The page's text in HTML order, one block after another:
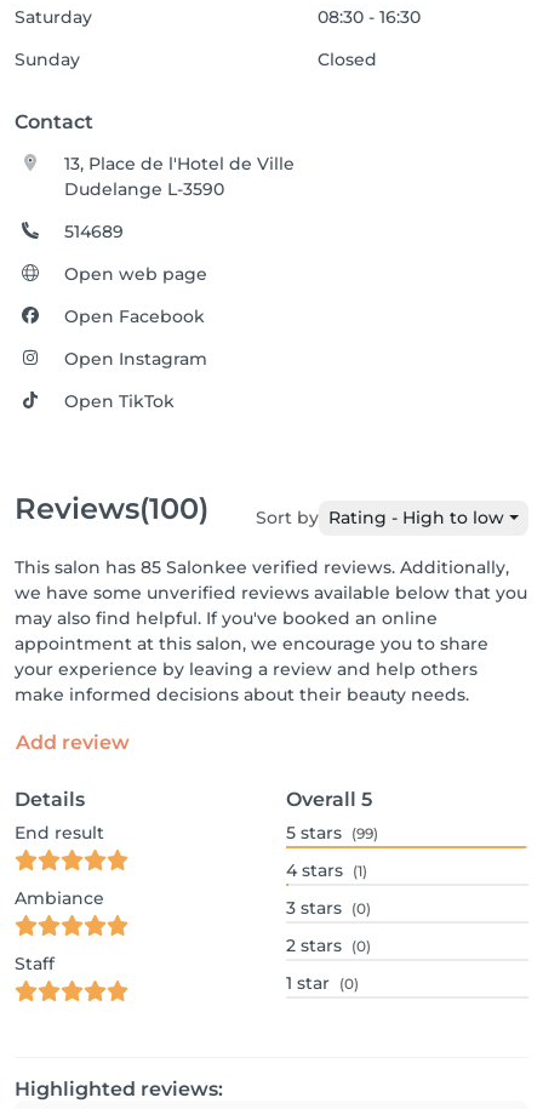
Saturday
08:30 - 16:30
Sunday
Closed
Contact
13, Place de l'Hotel de Ville
Dudelange L-3590
514689
Open web page
Open Facebook
Open Instagram
Open TikTok
Reviews(100) Sort by Rating - High to low
This salon has 85 Salonkee verified reviews. Additionally,
we have some unverified reviews available below that you
may also find helpful. If you've booked an online
appointment at this salon, we encourage you to share
your experience by leaving a review and help others
make informed decisions about their beauty needs.
Add review
Details
End result
Ambiance
Staff
Overall 5
5 stars (99)
4 stars (1)
3 stars (0)
2 stars (0)
1 star (0)
Highlighted reviews: